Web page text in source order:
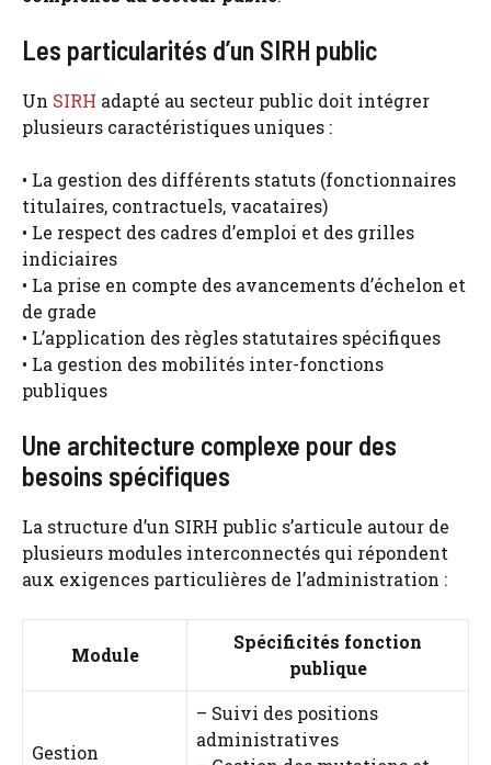
Les particularités d’un SIRH public
Un SIRH adapté au secteur public doit intégrer
plusieurs caractéristiques uniques :
• La gestion des différents statuts (fonctionnaires
titulaires, contractuels, vacataires)
• Le respect des cadres d’emploi et des grilles
indiciaires
• La prise en compte des avancements d’échelon et
de grade
• L’application des règles statutaires spécifiques
• La gestion des mobilités inter-fonctions
publiques
Une architecture complexe pour des
besoins spécifiques
La structure d’un SIRH public s’articule autour de
plusieurs modules interconnectés qui répondent
aux exigences particulières de l’administration :
Module
Spécificités fonction
publique
Gestion
– Suivi des positions
administratives